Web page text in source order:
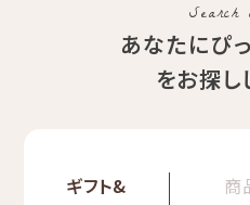
Search
あなたにぴ
をお探
ギフト&
商